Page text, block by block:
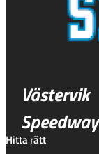
Västervik
Speedway
Hitta rätt